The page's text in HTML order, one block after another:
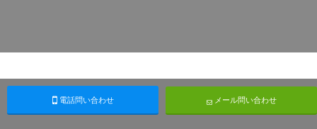
電話問い合わせ メール問い合わせ